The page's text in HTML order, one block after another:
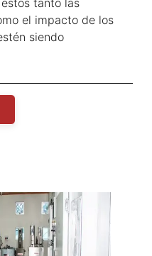
el impacto de los
siendo